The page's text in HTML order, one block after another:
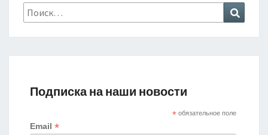
Найти:
Подписка на наши новости
*обязательное поле
Email*